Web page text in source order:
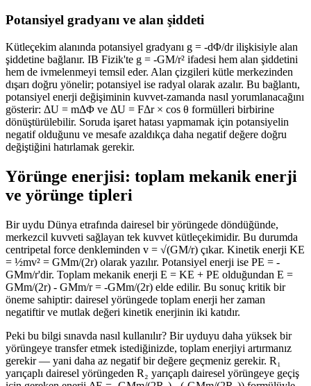
Potansiyel gradyanı ve alan şiddeti
Kütleçekim alanında potansiyel gradyanı g = -dΦ/dr ilişkisiyle alan
şiddetine bağlanır. IB Fizik'te g = -GM/r² ifadesi hem alan şiddetini
hem de ivmelenmeyi temsil eder. Alan çizgileri kütle merkezinden
dışarı doğru yönelir; potansiyel ise radyal olarak azalır. Bu bağlantı,
potansiyel enerji değişiminin kuvvet-zamanda nasıl yorumlanacağını
gösterir: ΔU = mΔΦ ve ΔU = FΔr × cos θ formülleri birbirine
dönüştürülebilir. Soruda işaret hatası yapmamak için potansiyelin
negatif olduğunu ve mesafe azaldıkça daha negatif değere doğru
değiştiğini hatırlamak gerekir.
Yörünge enerjisi: toplam mekanik enerji
ve yörünge tipleri
Bir uydu Dünya etrafında dairesel bir yörüngede döndüğünde,
merkezcil kuvveti sağlayan tek kuvvet kütleçekimidir. Bu durumda
centripetal force denkleminden v = √(GM/r) çıkar. Kinetik enerji KE
= ½mv² = GMm/(2r) olarak yazılır. Potansiyel enerji ise PE = -
GMm/r'dir. Toplam mekanik enerji E = KE + PE olduğundan E =
GMm/(2r) - GMm/r = -GMm/(2r) elde edilir. Bu sonuç kritik bir
öneme sahiptir: dairesel yörüngede toplam enerji her zaman
negatiftir ve mutlak değeri kinetik enerjinin iki katıdır.
Peki bu bilgi sınavda nasıl kullanılır? Bir uyduyu daha yüksek bir
yörüngeye transfer etmek istediğinizde, toplam enerjiyi artırmanız
gerekir — yani daha az negatif bir değere geçmeniz gerekir. R₁
yarıçaplı dairesel yörüngeden R₂ yarıçaplı dairesel yörüngeye geçiş